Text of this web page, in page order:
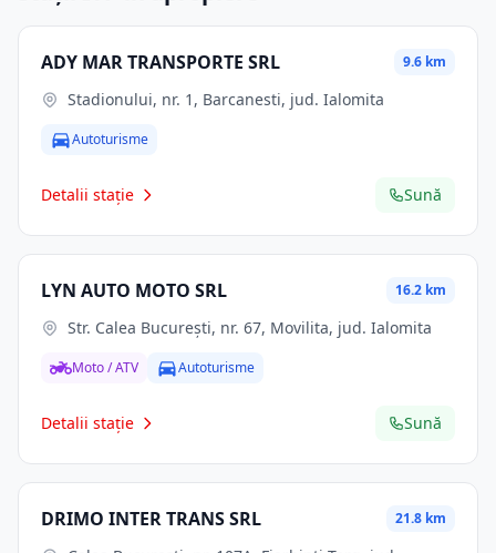
ADY MAR TRANSPORTE SRL 9.6 km
Stadionului, nr. 1, Barcanesti, jud. Ialomita
Autoturisme
Detalii stație Sună
LYN AUTO MOTO SRL 16.2 km
Str. Calea Bucureşti, nr. 67, Movilita, jud. Ialomita
Moto / ATV Autoturisme
Detalii stație Sună
DRIMO INTER TRANS SRL 21.8 km